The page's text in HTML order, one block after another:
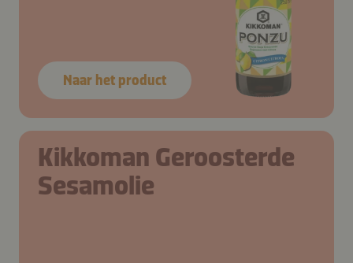
Naar het product
Kikkoman Geroosterde
Sesamolie